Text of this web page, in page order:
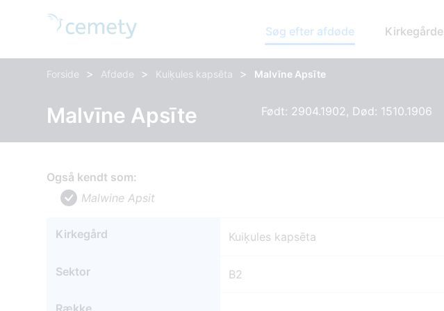
Søg efter afdøde Kirkegårde
Forside > Afdøde > Kuiķules kapsēta > Malvīne Apsīte
Malvīne Apsīte Født: 2904.1902, Død: 1510.1906
Også kendt som:
Malwine Apsit
Kirkegård Kuiķules kapsēta
Sektor B2